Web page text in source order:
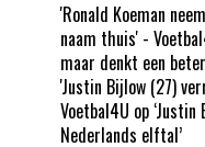
'Ronald Koeman
naam thuis' -
maar denkt een
'Justin Bijlow (27)
Voetbal4U op
Nederlands elftal’